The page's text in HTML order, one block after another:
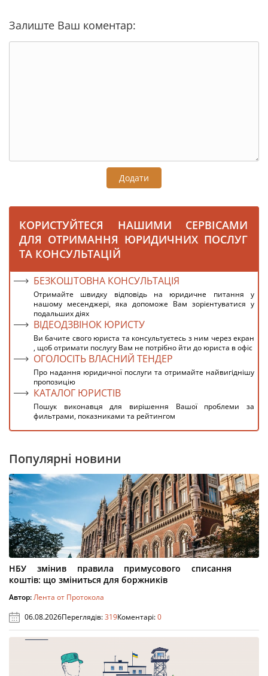
Залиште Ваш коментар:
Додати
КОРИСТУЙТЕСЯ НАШИМИ СЕРВІСАМИ
ДЛЯ ОТРИМАННЯ ЮРИДИЧНИХ ПОСЛУГ
ТА КОНСУЛЬТАЦІЙ
БЕЗКОШТОВНА КОНСУЛЬТАЦІЯ
Отримайте швидку відповідь на юридичне питання у
нашому месенджері, яка допоможе Вам зорієнтуватися у
подальших діях
ВІДЕОДЗВІНОК ЮРИСТУ
Ви бачите свого юриста та консультуєтесь з ним через екран
, щоб отримати послугу Вам не потрібно йти до юриста в офіс
ОГОЛОСІТЬ ВЛАСНИЙ ТЕНДЕР
Про надання юридичної послуги та отримайте найвигіднішу
пропозицію
КАТАЛОГ ЮРИСТІВ
Пошук виконавця для вирішення Вашої проблеми за
фильтрами, показниками та рейтингом
Популярні новини
НБУ змінив правила примусового списання
коштів: що зміниться для боржників
Автор:Лента от Протокола
06.08.2026Переглядів:319Коментарі:0